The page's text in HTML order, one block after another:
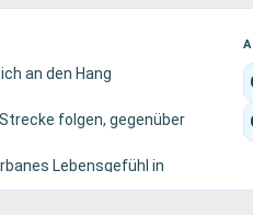
an den Hang
folgen, gegenüber
Lebensgefühl in